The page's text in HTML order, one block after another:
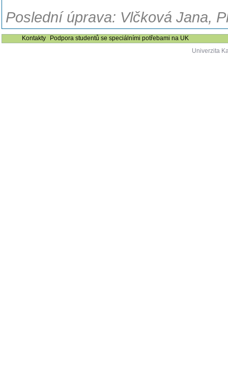
Poslední úprava: Vlčková Jana,
Kontakty
Podpora studentů se speciálními potřebami na UK
Univerzita